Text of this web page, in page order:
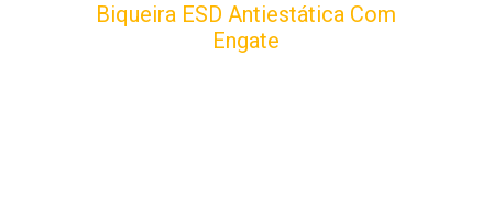
Biqueira ESD Antiestática Com
Engate